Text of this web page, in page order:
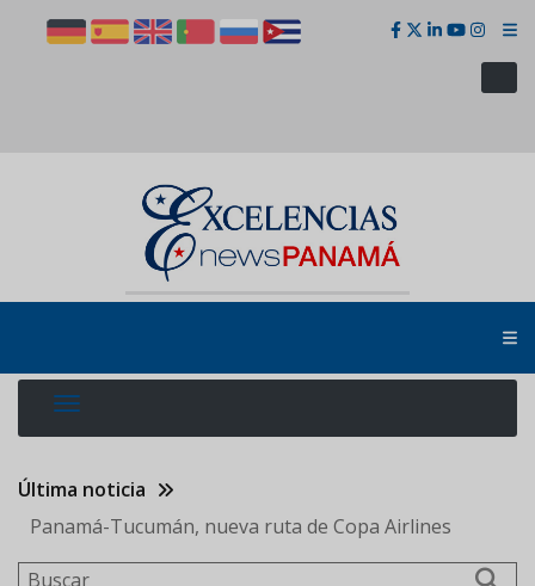
Última noticia
Panamá-Tucumán, nueva ruta de Copa Airlines
Buscar